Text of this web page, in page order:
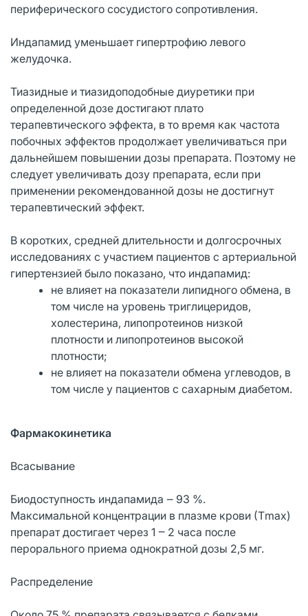
периферического сосудистого сопротивления.
Индапамид уменьшает гипертрофию левого
желудочка.
Тиазидные и тиазидоподобные диуретики при
определенной дозе достигают плато
терапевтического эффекта, в то время как частота
побочных эффектов продолжает увеличиваться при
дальнейшем повышении дозы препарата. Поэтому не
следует увеличивать дозу препарата, если при
применении рекомендованной дозы не достигнут
терапевтический эффект.
В коротких, средней длительности и долгосрочных
исследованиях с участием пациентов с артериальной
гипертензией было показано, что индапамид:
не влияет на показатели липидного обмена, в
том числе на уровень триглицеридов,
холестерина, липопротеинов низкой
плотности и липопротеинов высокой
плотности;
не влияет на показатели обмена углеводов, в
том числе у пациентов с сахарным диабетом.
Фармакокинетика
Всасывание
Биодоступность индапамида ‒ 93 %.
Максимальной концентрации в плазме крови (Тmax)
препарат достигает через 1 ‒ 2 часа после
перорального приема однократной дозы 2,5 мг.
Распределение